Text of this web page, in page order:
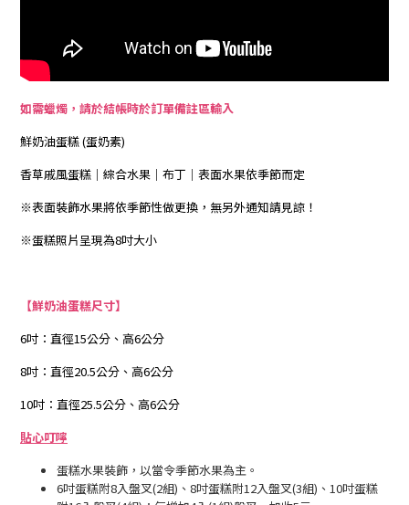
如需蠟燭，請於結帳時於訂單備註區輸入
鮮奶油蛋糕 (蛋奶素)
香草戚風蛋糕｜綜合水果｜布丁｜表面水果依季節而定
※表面裝飾水果將依季節性做更換，無另外通知請見諒！
※蛋糕照片呈現為8吋大小
【鮮奶油蛋糕尺寸】
6吋：直徑15公分、高6公分
8吋：直徑20.5公分、高6公分
10吋：直徑25.5公分、高6公分
貼心叮嚀
蛋糕水果裝飾，以當令季節水果為主。
6吋蛋糕附8入盤叉(2組)、8吋蛋糕附12入盤叉(3組)、10吋蛋糕